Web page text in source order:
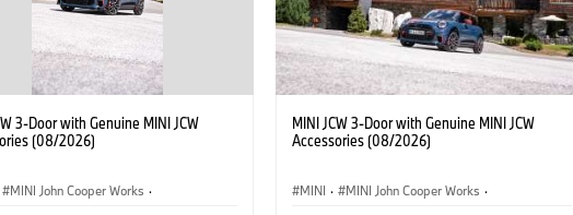
3-Door with Genuine MINI JCW
(08/2026)
MINI John Cooper Works ·
MINI JCW 3-Door with Genuine MINI JCW
Accessories (08/2026)
MINI · MINI John Cooper Works ·